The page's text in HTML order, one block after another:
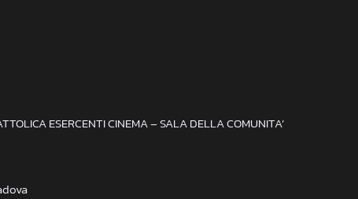
ESERCENTI CINEMA – SALA DELLA COMUNITA’